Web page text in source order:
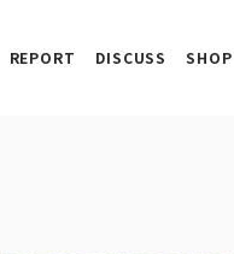
REPORT DISCUSS SHOP